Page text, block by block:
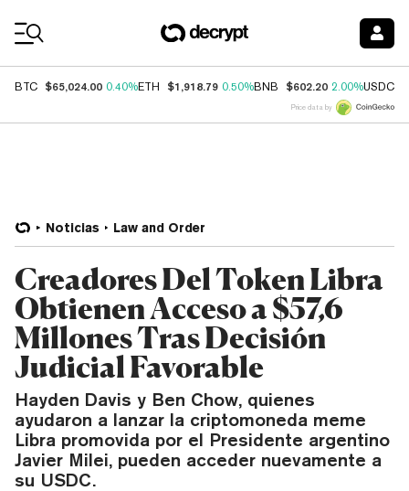
BTC $65,024.00 0.40%ETH $1,918.79 0.50%BNB $602.20 2.00%USDC
Price data by
Noticias Law and Order
Creadores Del Token Libra
Obtienen Acceso a $57,6
Millones Tras Decisión
Judicial Favorable
Hayden Davis y Ben Chow, quienes
ayudaron a lanzar la criptomoneda meme
Libra promovida por el Presidente argentino
Javier Milei, pueden acceder nuevamente a
su USDC.